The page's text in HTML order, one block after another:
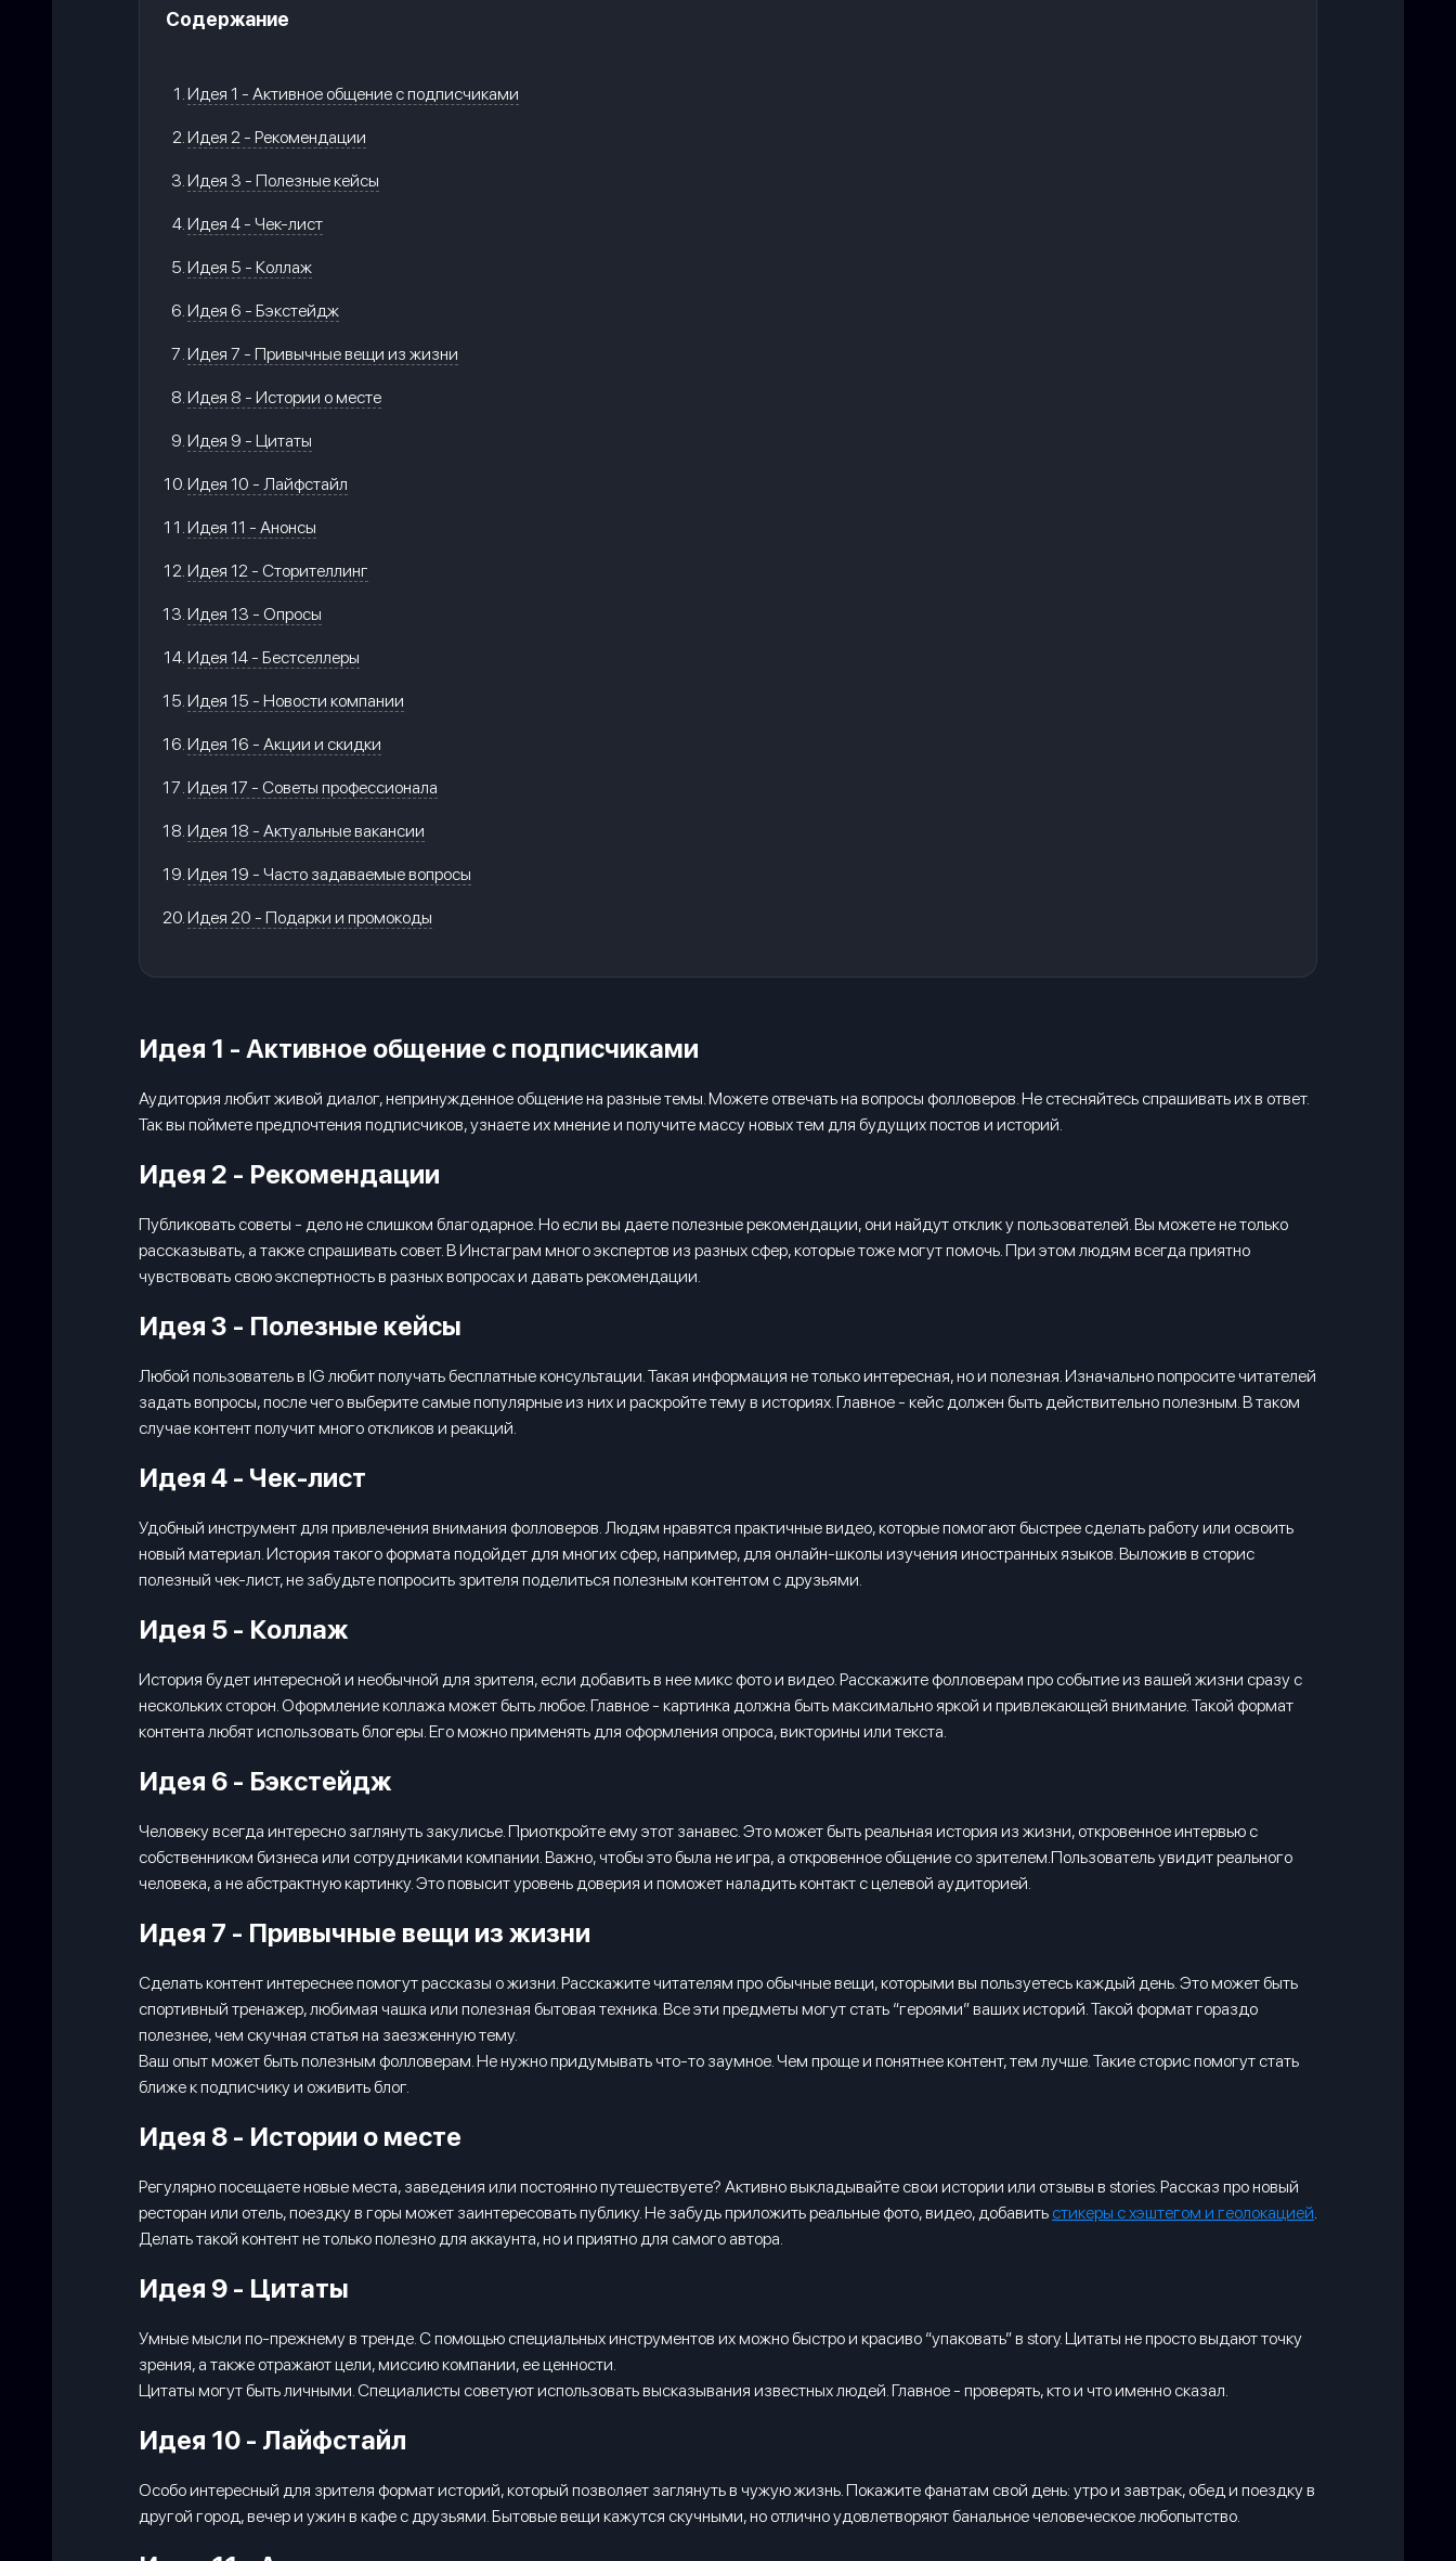
Содержание
Идея 1 - Активное общение с подписчиками
Идея 2 - Рекомендации
Идея 3 - Полезные кейсы
Идея 4 - Чек-лист
Идея 5 - Коллаж
Идея 6 - Бэкстейдж
Идея 7 - Привычные вещи из жизни
Идея 8 - Истории о месте
Идея 9 - Цитаты
Идея 10 - Лайфстайл
Идея 11 - Анонсы
Идея 12 - Сторителлинг
Идея 13 - Опросы
Идея 14 - Бестселлеры
Идея 15 - Новости компании
Идея 16 - Акции и скидки
Идея 17 - Советы профессионала
Идея 18 - Актуальные вакансии
Идея 19 - Часто задаваемые вопросы
Идея 20 - Подарки и промокоды
Идея 1 - Активное общение с подписчиками
Аудитория любит живой диалог, непринужденное общение на разные темы. Можете отвечать на вопросы фолловеров. Не стесняйтесь спрашивать их в ответ.
Так вы поймете предпочтения подписчиков, узнаете их мнение и получите массу новых тем для будущих постов и историй.
Идея 2 - Рекомендации
Публиковать советы - дело не слишком благодарное. Но если вы даете полезные рекомендации, они найдут отклик у пользователей. Вы можете не только
рассказывать, а также спрашивать совет. В Инстаграм много экспертов из разных сфер, которые тоже могут помочь. При этом людям всегда приятно
чувствовать свою экспертность в разных вопросах и давать рекомендации.
Идея 3 - Полезные кейсы
Любой пользователь в IG любит получать бесплатные консультации. Такая информация не только интересная, но и полезная. Изначально попросите читателей
задать вопросы, после чего выберите самые популярные из них и раскройте тему в историях. Главное - кейс должен быть действительно полезным. В таком
случае контент получит много откликов и реакций.
Идея 4 - Чек-лист
Удобный инструмент для привлечения внимания фолловеров. Людям нравятся практичные видео, которые помогают быстрее сделать работу или освоить
новый материал. История такого формата подойдет для многих сфер, например, для онлайн-школы изучения иностранных языков. Выложив в сторис
полезный чек-лист, не забудьте попросить зрителя поделиться полезным контентом с друзьями.
Идея 5 - Коллаж
История будет интересной и необычной для зрителя, если добавить в нее микс фото и видео. Расскажите фолловерам про событие из вашей жизни сразу с
нескольких сторон. Оформление коллажа может быть любое. Главное - картинка должна быть максимально яркой и привлекающей внимание. Такой формат
контента любят использовать блогеры. Его можно применять для оформления опроса, викторины или текста.
Идея 6 - Бэкстейдж
Человеку всегда интересно заглянуть закулисье. Приоткройте ему этот занавес. Это может быть реальная история из жизни, откровенное интервью с
собственником бизнеса или сотрудниками компании. Важно, чтобы это была не игра, а откровенное общение со зрителем.Пользователь увидит реального
человека, а не абстрактную картинку. Это повысит уровень доверия и поможет наладить контакт с целевой аудиторией.
Идея 7 - Привычные вещи из жизни
Сделать контент интереснее помогут рассказы о жизни. Расскажите читателям про обычные вещи, которыми вы пользуетесь каждый день. Это может быть
спортивный тренажер, любимая чашка или полезная бытовая техника. Все эти предметы могут стать “героями” ваших историй. Такой формат гораздо
полезнее, чем скучная статья на заезженную тему.
Ваш опыт может быть полезным фолловерам. Не нужно придумывать что-то заумное. Чем проще и понятнее контент, тем лучше. Такие сторис помогут стать
ближе к подписчику и оживить блог.
Идея 8 - Истории о месте
Регулярно посещаете новые места, заведения или постоянно путешествуете? Активно выкладывайте свои истории или отзывы в stories. Рассказ про новый
ресторан или отель, поездку в горы может заинтересовать публику. Не забудь приложить реальные фото, видео, добавить стикеры с хэштегом и геолокацией.
Делать такой контент не только полезно для аккаунта, но и приятно для самого автора.
Идея 9 - Цитаты
Умные мысли по-прежнему в тренде. С помощью специальных инструментов их можно быстро и красиво “упаковать” в story. Цитаты не просто выдают точку
зрения, а также отражают цели, миссию компании, ее ценности.
Цитаты могут быть личными. Специалисты советуют использовать высказывания известных людей. Главное - проверять, кто и что именно сказал.
Идея 10 - Лайфстайл
Особо интересный для зрителя формат историй, который позволяет заглянуть в чужую жизнь. Покажите фанатам свой день: утро и завтрак, обед и поездку в
другой город, вечер и ужин в кафе с друзьями. Бытовые вещи кажутся скучными, но отлично удовлетворяют банальное человеческое любопытство.